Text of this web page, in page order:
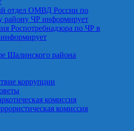
отдел ОМВД России по
району ЧР информирует
Роспотребнадзора по ЧР в
Шалинского района
коррупции
комиссия
комиссия